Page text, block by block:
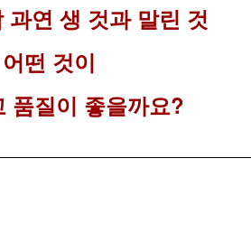
과연 생 것과 말린 것
어떤 것이
품질이 좋을까요?